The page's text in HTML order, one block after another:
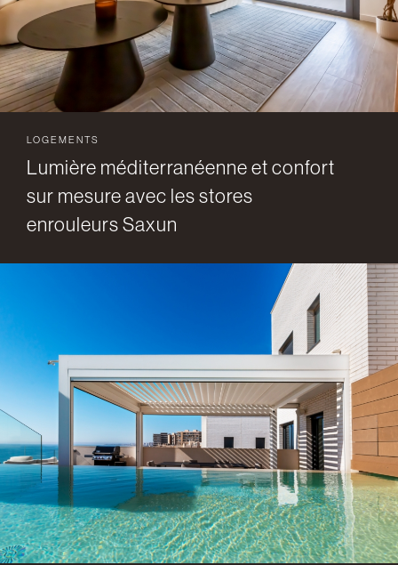
LOGEMENTS
Lumière méditerranéenne et confort
sur mesure avec les stores
enrouleurs Saxun